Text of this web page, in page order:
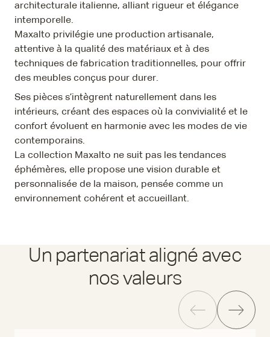
architecturale italienne, alliant rigueur et élégance
intemporelle.
Maxalto privilégie une production artisanale,
attentive à la qualité des matériaux et à des
techniques de fabrication traditionnelles, pour offrir
des meubles conçus pour durer.
Ses pièces s’intègrent naturellement dans les
intérieurs, créant des espaces où la convivialité et le
confort évoluent en harmonie avec les modes de vie
contemporains.
La collection Maxalto ne suit pas les tendances
éphémères, elle propose une vision durable et
personnalisée de la maison, pensée comme un
environnement cohérent et accueillant.
Un partenariat aligné avec
nos valeurs